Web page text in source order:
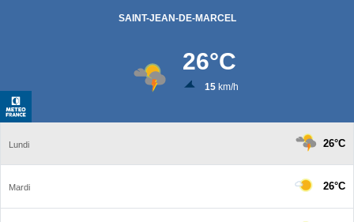
SAINT-JEAN-DE-MARCEL
26°C
15km/h
Lundi 26°C
Mardi 26°C